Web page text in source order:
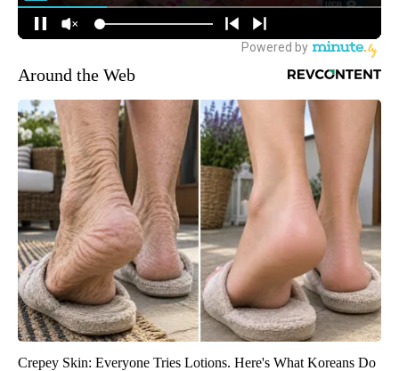
Around the Web
Crepey Skin: Everyone Tries Lotions. Here's What Koreans Do